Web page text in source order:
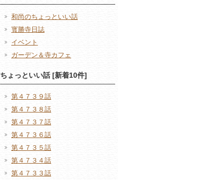
和尚のちょっといい話
寳勝寺日誌
イベント
ガーデン＆寺カフェ
ちょっといい話 [新着10件]
第４７３９話
第４７３８話
第４７３７話
第４７３６話
第４７３５話
第４７３４話
第４７３３話